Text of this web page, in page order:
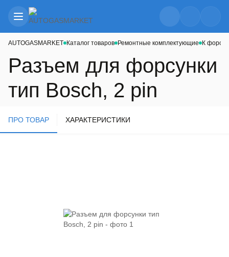
AUTOGASMARKET Каталог товаров Ремонтные комплектующие К
Разъем для форсунки
тип Bosch, 2 pin
ПРО ТОВАР ХАРАКТЕРИСТИКИ